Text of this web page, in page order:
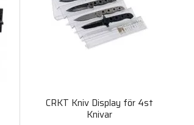
CRKT Kniv Display för 4st
Knivar